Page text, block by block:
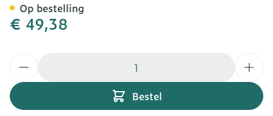
€ 49,38
Bestel
Op bestelling